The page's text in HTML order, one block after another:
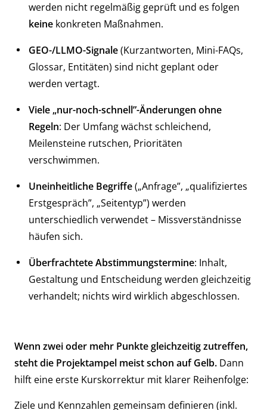
werden nicht regelmäßig geprüft und es folgen
keine konkreten Maßnahmen.
GEO-/LLMO-Signale(Kurzantworten, Mini-FAQs,
Glossar, Entitäten) sind nicht geplant oder
werden vertagt.
Viele „nur-noch-schnell”-Änderungen ohne
Regeln: Der Umfang wächst schleichend,
Meilensteine rutschen, Prioritäten
verschwimmen.
Uneinheitliche Begriffe(„Anfrage”, „qualifiziertes
Erstgespräch”, „Seitentyp”) werden
unterschiedlich verwendet – Missverständnisse
häufen sich.
Überfrachtete Abstimmungstermine: Inhalt,
Gestaltung und Entscheidung werden gleichzeitig
verhandelt; nichts wird wirklich abgeschlossen.
Wenn zwei oder mehr Punkte gleichzeitig zutreffen,
steht die Projektampel meist schon auf Gelb. Dann
hilft eine erste Kurskorrektur mit klarer Reihenfolge:
Ziele und Kennzahlen gemeinsam definieren (inkl.